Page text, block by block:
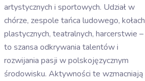
artystycznych i sportowych. Udział w
chórze, zespole tańca ludowego, kołach
plastycznych, teatralnych, harcerstwie –
to szansa odkrywania talentów i
rozwijania pasji w polskojęzycznym
środowisku. Aktywności te wzmacniają